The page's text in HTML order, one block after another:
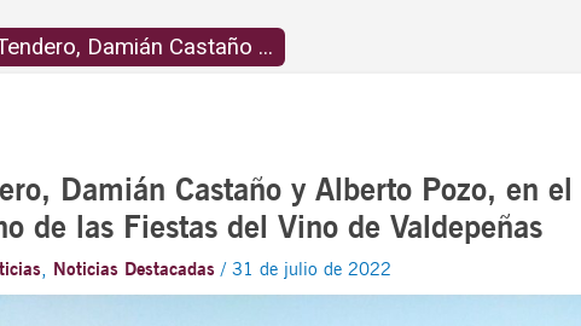
Damián Castaño ...
Damián Castaño y Alberto Pozo, en el
de las Fiestas del Vino de Valdepeñas
, Noticias Destacadas /31 de julio de 2022